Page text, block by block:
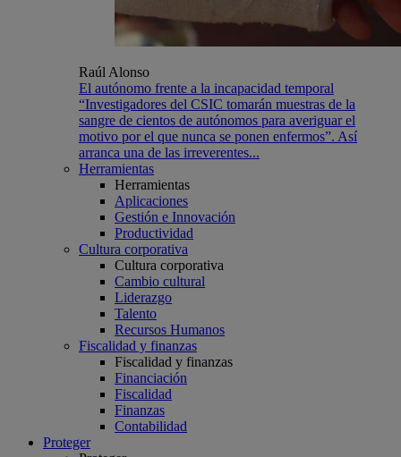
Raúl Alonso
El autónomo frente a la incapacidad temporal
“Investigadores del CSIC tomarán muestras de la
sangre de cientos de autónomos para averiguar el
motivo por el que nunca se ponen enfermos”. Así
arranca una de las irreverentes...
Herramientas
Herramientas
Aplicaciones
Gestión e Innovación
Productividad
Cultura corporativa
Cultura corporativa
Cambio cultural
Liderazgo
Talento
Recursos Humanos
Fiscalidad y finanzas
Fiscalidad y finanzas
Financiación
Fiscalidad
Finanzas
Contabilidad
Proteger